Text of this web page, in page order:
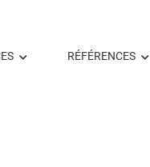
RÉFÉRENCES